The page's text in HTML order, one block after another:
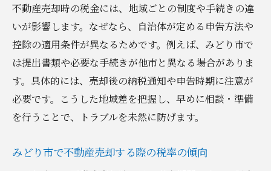
ト
不動産売却の税負担を軽減するための実践ヒン
ト
不動産売却の税負担を減らすための工夫
売却時期と方法を見直して節税効果を狙う
専門家に相談して得られる具体的なアドバ
確定申告後もできる追加の税金対策を考え
不動産売却時の税金には、地域ごとの制度や手続きの違
いが影響します。なぜなら、自治体が定める申告方法や
控除の適用条件が異なるためです。例えば、みどり市で
は提出書類や必要な手続きが他市と異なる場合がありま
す。具体的には、売却後の納税通知や申告時期に注意が
必要です。こうした地域差を把握し、早めに相談・準備
を行うことで、トラブルを未然に防げます。
みどり市で不動産売却する際の税率の傾向